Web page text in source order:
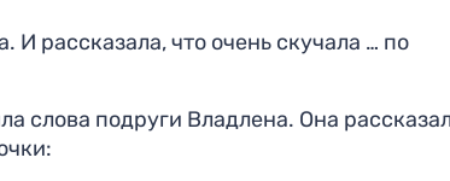
рассказала, что очень скучала … по
слова подруги Владлена. Она